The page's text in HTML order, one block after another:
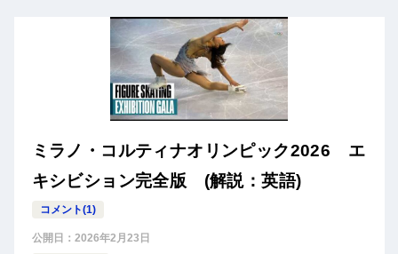
ミラノ・コルティナオリンピック2026 エ
キシビション完全版 (解説：英語)
コメント(1)
公開日： 2026年2月23日